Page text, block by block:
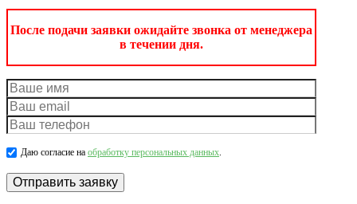
После подачи заявки ожидайте звонка от менеджера
в течении дня.
Даю согласие на обработку персональных данных.